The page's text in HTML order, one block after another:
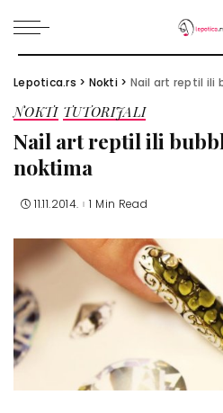
Lepotica.rs > Nokti> Nail art reptil ili
NOKTI TUTORIJALI
Nail art reptil ili
noktima
11.11.2014. 1 Min Read